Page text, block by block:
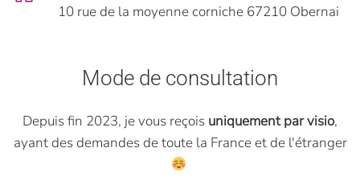
10 rue de la moyenne corniche 67210 Obernai
Mode de consultation
Depuis fin 2023, je vous reçois uniquement par visio,
ayant des demandes de toute la France et de l'étranger